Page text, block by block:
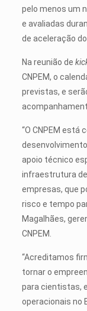
pelo menos um
e avaliadas
de aceleração do
Na reunião de
CNPEM, o
previstas, e
“O CNPEM está
apoio técnico
infraestrutura
empresas, que
risco e tempo
Magalhães,
CNPEM.
“Acreditamos
tornar o
para cientistas,
operacionais no